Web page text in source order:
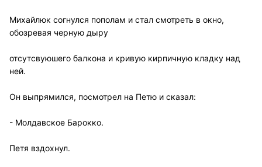
Михайлюк согнулся пополам и стал смотреть в окно,
обозревая черную дыру
отсутсвуюшего балкона и кривую кирпичную кладку над
ней.
Он выпрямился, посмотрел на Петю и сказал:
- Молдавское Барокко.
Петя вздохнул.